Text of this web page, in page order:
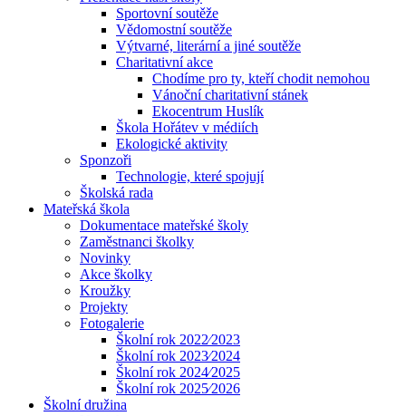
Sportovní soutěže
Vědomostní soutěže
Výtvarné, literární a jiné soutěže
Charitativní akce
Chodíme pro ty, kteří chodit nemohou
Vánoční charitativní stánek
Ekocentrum Huslík
Škola Hořátev v médiích
Ekologické aktivity
Sponzoři
Technologie, které spojují
Školská rada
Mateřská škola
Dokumentace mateřské školy
Zaměstnanci školky
Novinky
Akce školky
Kroužky
Projekty
Fotogalerie
Školní rok 2022⁄2023
Školní rok 2023⁄2024
Školní rok 2024⁄2025
Školní rok 2025⁄2026
Školní družina